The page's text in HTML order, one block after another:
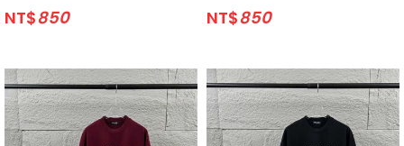
NT$850 NT$850